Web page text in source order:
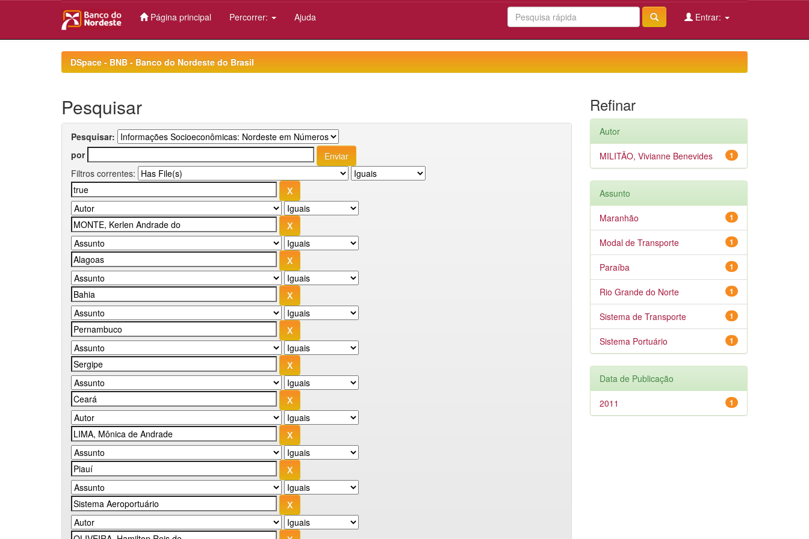
Página principal Percorrer: Ajuda Entrar:
DSpace - BNB - Banco do Nordeste do Brasil
Pesquisar
Pesquisar:
por
Filtros correntes:
Refinar
Autor
1
MILITÃO, Vivianne Benevides
Assunto
1
Maranhão
1
Modal de Transporte
1
Paraíba
1
Rio Grande do Norte
1
Sistema de Transporte
1
Sistema Portuário
Data de Publicação
1
2011